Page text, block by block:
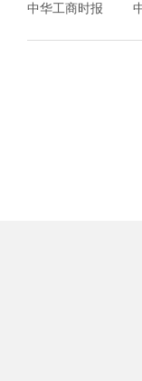
中华工商时报